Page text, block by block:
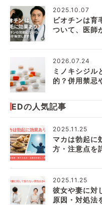
2025.10.07
ビオチンは育
ついて、医師
2026.07.24
ミノキシジル
的？併用禁忌
EDの人気記事
2025.11.25
マカは勃起に
方・注意点を
2025.11.25
彼女や妻に対
原因・対処法